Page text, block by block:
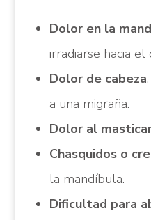
Dolor en la
irradiarse hacia
Dolor de cabeza
a una migraña.
Dolor al
Chasquidos o
la mandíbula.
Dificultad para